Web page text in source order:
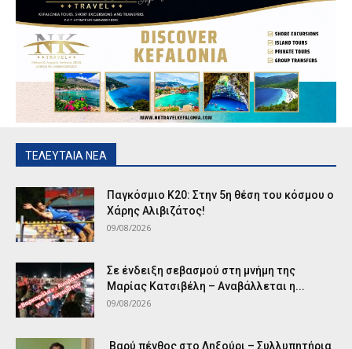
ΤΕΛΕΥΤΑΙΑ ΝΕΑ
Παγκόσμιο Κ20: Στην 5η θέση του κόσμου ο
Χάρης Αλιβιζάτος!
09/08/2026
Σε ένδειξη σεβασμού στη μνήμη της
Μαρίας Κατσιβέλη – Αναβάλλεται η...
09/08/2026
Βαρύ πένθος στο Ληξούρι – Συλλυπητήρια